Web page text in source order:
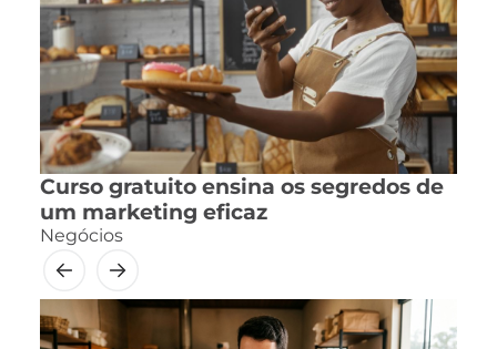
Curso gratuito ensina os segredos de
um marketing eficaz
Negócios